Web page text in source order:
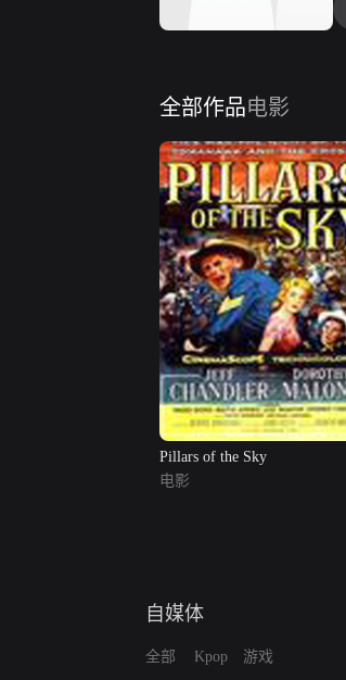
全部作品电影
Pillars of the Sky
电影
自媒体
全部 Kpop 游戏